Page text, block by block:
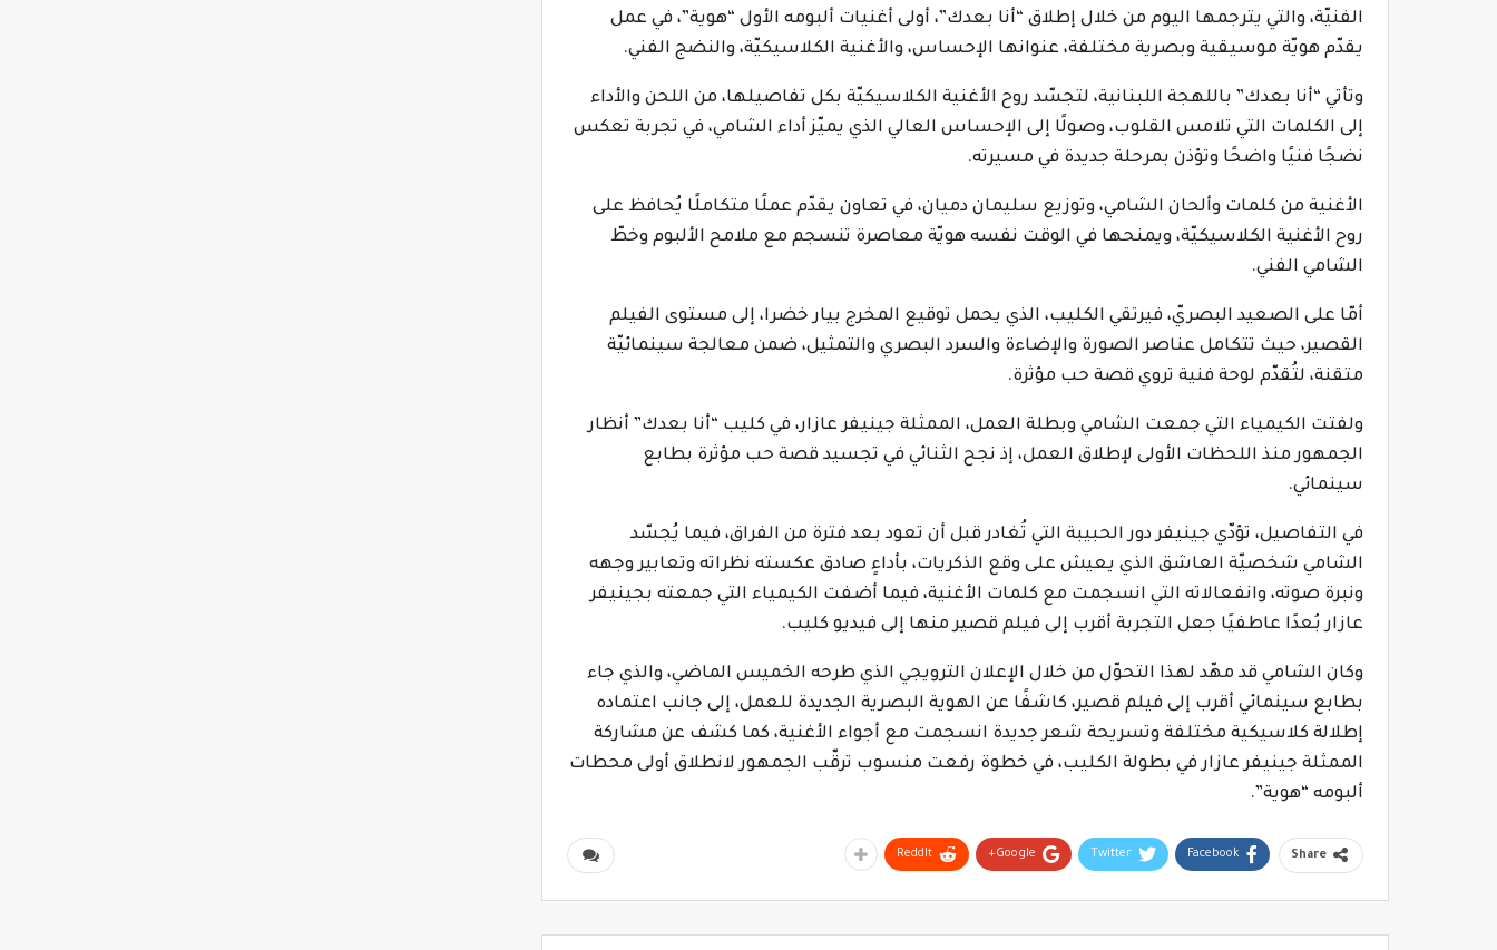
الفنيّة، والتي يترجمها اليوم من خلال إطلاق “أنا بعدك”، أولى أغنيات ألبومه الأول “هوية”، في عمل
يقدّم هويّة موسيقية وبصرية مختلفة، عنوانها الإحساس، والأغنية الكلاسيكيّة، والنضج الفني.
وتأتي “أنا بعدك” باللهجة اللبنانية، لتجسّد روح الأغنية الكلاسيكيّة بكل تفاصيلها، من اللحن والأداء
إلى الكلمات التي تلامس القلوب، وصولًا إلى الإحساس العالي الذي يميّز أداء الشامي، في تجربة تعكس
نضجًا فنيًا واضحًا وتؤذن بمرحلة جديدة في مسيرته.
الأغنية من كلمات وألحان الشامي، وتوزيع سليمان دميان، في تعاون يقدّم عملًا متكاملًا يُحافظ على
روح الأغنية الكلاسيكيّة، ويمنحها في الوقت نفسه هويّة معاصرة تنسجم مع ملامح الألبوم وخطّ
الشامي الفني.
أمّا على الصعيد البصريّ، فيرتقي الكليب، الذي يحمل توقيع المخرج بيار خضرا، إلى مستوى الفيلم
القصير، حيث تتكامل عناصر الصورة والإضاءة والسرد البصري والتمثيل، ضمن معالجة سينمائيّة
متقنة، لتُقدّم لوحة فنية تروي قصة حب مؤثرة.
ولفتت الكيمياء التي جمعت الشامي وبطلة العمل، الممثلة جينيفر عازار، في كليب “أنا بعدك” أنظار
الجمهور منذ اللحظات الأولى لإطلاق العمل، إذ نجح الثنائي في تجسيد قصة حب مؤثرة بطابع
سينمائي.
في التفاصيل، تؤدّي جينيفر دور الحبيبة التي تُغادر قبل أن تعود بعد فترة من الفراق، فيما يُجسّد
الشامي شخصيّة العاشق الذي يعيش على وقع الذكريات، بأداءٍ صادق عكسته نظراته وتعابير وجهه
ونبرة صوته، وانفعالاته التي انسجمت مع كلمات الأغنية، فيما أضفت الكيمياء التي جمعته بجينيفر
عازار بُعدًا عاطفيًا جعل التجربة أقرب إلى فيلم قصير منها إلى فيديو كليب.
وكان الشامي قد مهّد لهذا التحوّل من خلال الإعلان الترويجي الذي طرحه الخميس الماضي، والذي جاء
بطابع سينمائي أقرب إلى فيلم قصير، كاشفًا عن الهوية البصرية الجديدة للعمل، إلى جانب اعتماده
إطلالة كلاسيكية مختلفة وتسريحة شعر جديدة انسجمت مع أجواء الأغنية، كما كشف عن مشاركة
الممثلة جينيفر عازار في بطولة الكليب، في خطوة رفعت منسوب ترقّب الجمهور لانطلاق أولى محطات
ألبومه “هوية”.
Share
Facebook
Twitter
Google+
ReddIt